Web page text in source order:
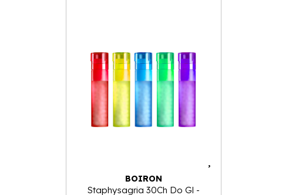
BOIRON
Staphysagria 30Ch Do Gl -